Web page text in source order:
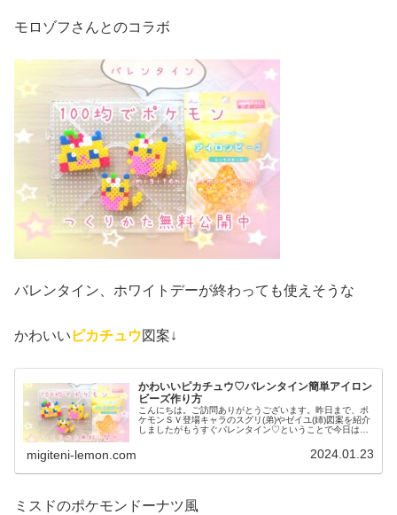
モロゾフさんとのコラボ
バレンタイン、ホワイトデーが終わっても使えそうな
かわいい ピカチュウ図案↓
かわいいピカチュウ♡バレンタイン簡単アイロン
ビーズ作り方
こんにちは。ご訪問ありがとうございます。昨日まで、ポ
ケモンＳＶ登場キャラのスグリ(弟)やゼイユ(姉)図案を紹介
しましたがもうすぐバレンタイン♡ということで今日はこ
migiteni-lemon.com 2024.01.23
ミスドのポケモンドーナツ風